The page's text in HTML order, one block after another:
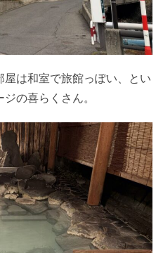
は和室で旅館っぽい、とい
の喜らくさん。